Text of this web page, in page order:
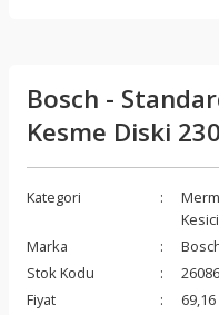
Bosch -
Kesme Diski
Kategori
Marka
Stok Kodu
Fiyat
69,16